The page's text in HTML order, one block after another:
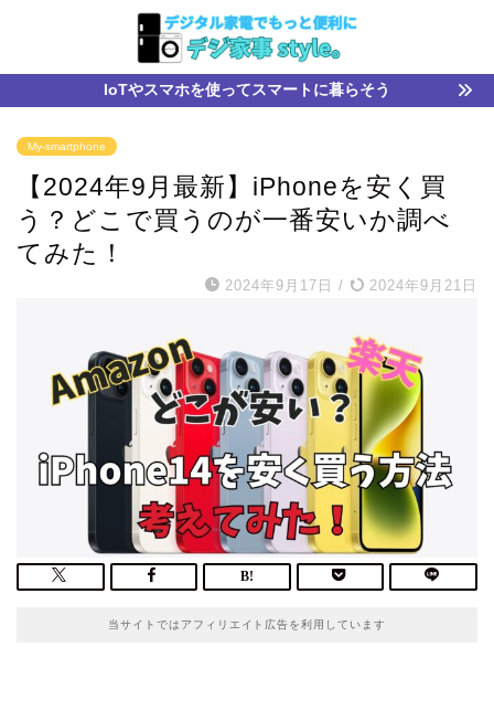
IoTやスマホを使ってスマートに暮らそう
My-smartphone
【2024年9月最新】iPhoneを安く買
う？どこで買うのが一番安いか調べ
てみた！
2024年9月17日 / 2024年9月21日
当サイトではアフィリエイト広告を利用しています